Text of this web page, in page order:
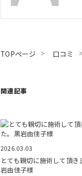
TOPページ 口コミ
関連記事
2026.03.03
とても親切に施術して頂き
岩由佳子様